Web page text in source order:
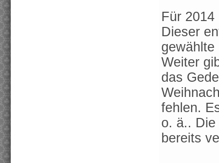
Für
Dieser
gewählte
Weiter
das
fehlen.
o. ä.. Die
bereits